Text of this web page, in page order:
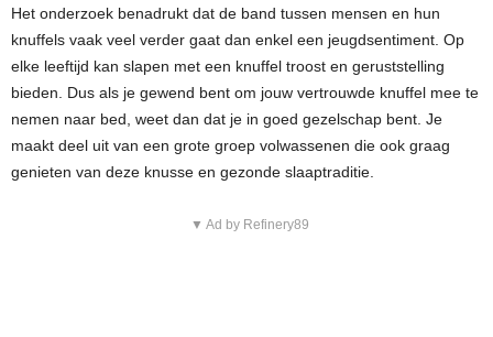
Het onderzoek benadrukt dat de band tussen mensen en hun
knuffels vaak veel verder gaat dan enkel een jeugdsentiment. Op
elke leeftijd kan slapen met een knuffel troost en geruststelling
bieden. Dus als je gewend bent om jouw vertrouwde knuffel mee te
nemen naar bed, weet dan dat je in goed gezelschap bent. Je
maakt deel uit van een grote groep volwassenen die ook graag
genieten van deze knusse en gezonde slaaptraditie.
▼ Ad by Refinery89